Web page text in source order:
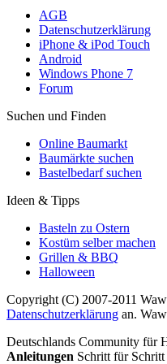
AGB
Datenschutzerklärung
iPhone & iPod Touch
Android
Windows Phone 7
Forum
Suchen und Finden
Online Baumarkt
Baumärkte suchen
Bastelbedarf suchen
Ideen & Tipps
Basteln zu Ostern
Kostüm selber machen
Grillen & BBQ
Halloween
Copyright (C) 2007-2011
Datenschutzerklärung an.
Deutschlands Community für
Anleitungen Schritt für Schritt